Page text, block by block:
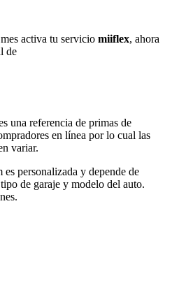
activa tu servicio miiflex, ahora
de
una referencia de primas de
en línea por lo cual las
variar.
personalizada y depende de
de garaje y modelo del auto.